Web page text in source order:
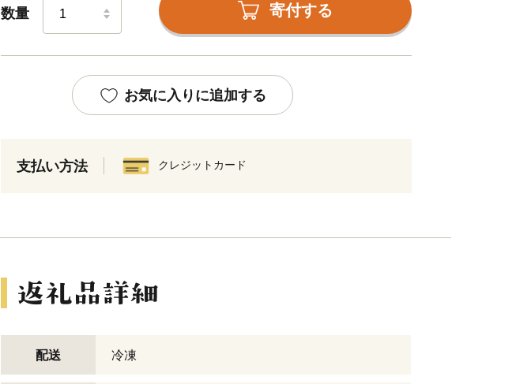
数量 寄付する
お気に入りに追加する
支払い方法 クレジットカード
配送 冷凍